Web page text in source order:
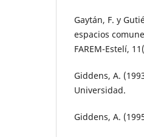
Gaytán, F. y
espacios
FAREM-Estelí,
Giddens, A.
Universidad.
Giddens, A.